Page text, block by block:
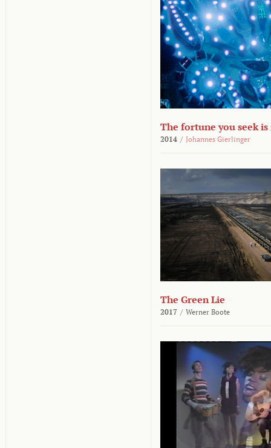
The fortune you seek
2014 / Johannes Gierlinger
The Green Lie
2017 / Werner Boote